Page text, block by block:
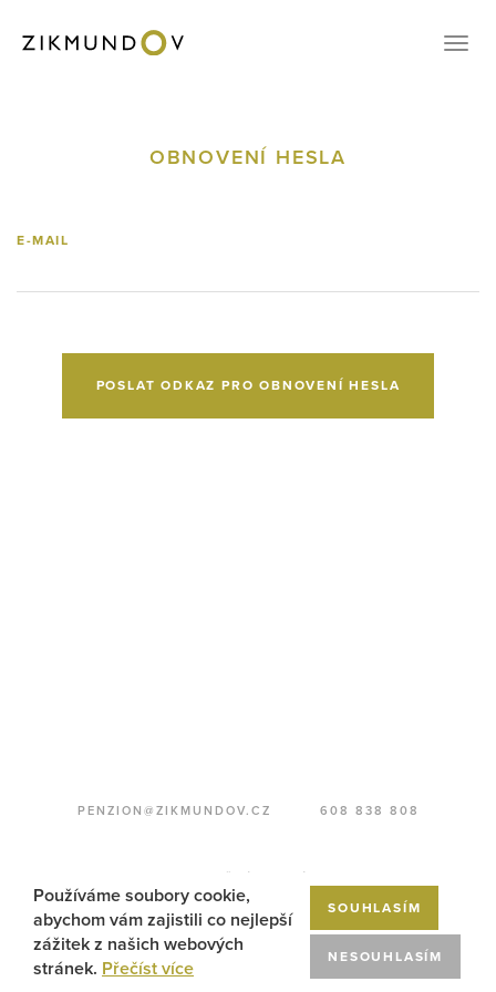
CZ
OBNOVENÍ HESLA
E-MAIL
POSLAT ODKAZ PRO OBNOVENÍ HESLA
PENZION@ZIKMUNDOV.CZ 608 838 808
Používáme soubory cookie,
abychom vám zajistili co nejlepší
zážitek z našich webových
stránek. Přečíst více
SOUHLASÍM
NESOUHLASÍM